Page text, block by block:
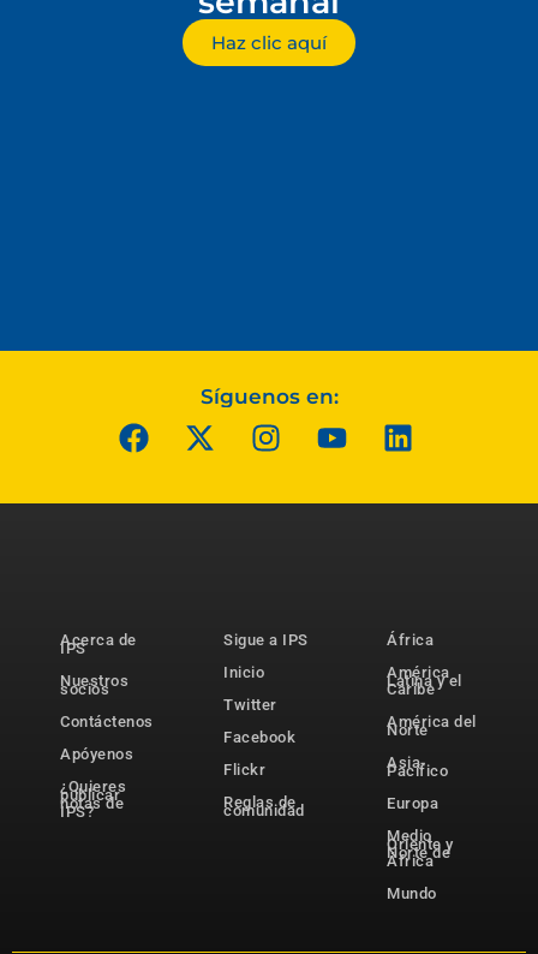
Haz clic aquí
Síguenos en:
Acerca de
IPS
Nuestros
socios
Contáctenos
Apóyenos
¿Quieres
publicar
notas de
IPS?
Sigue a IPS
Inicio
Twitter
Facebook
Flickr
Reglas de
comunidad
África
América
Latina y el
Caribe
América del
Norte
Asia-
Pacífico
Europa
Medio
Oriente y
Norte de
África
Mundo